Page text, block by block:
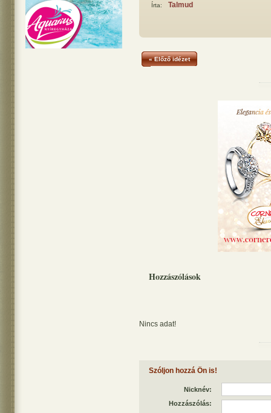
Írta: Talmud
« Előző idézet
Hozzászólások
Nincs adat!
Szóljon hozzá Ön is!
Nicknév:
Hozzászólás: